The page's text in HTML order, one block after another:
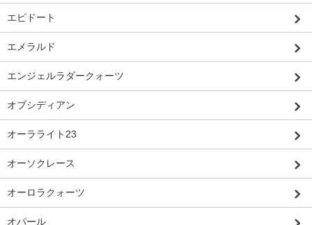
エピドート
エメラルド
エンジェルラダークォーツ
オブシディアン
オーラライト23
オーソクレース
オーロラクォーツ
オパール